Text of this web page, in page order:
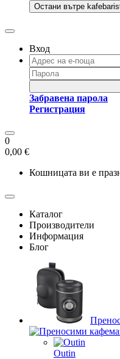
Остани вътре
Вход
Забравена парола
Регистрация
0
0,00 €
Кошницата ви е
Каталог
Производители
Информация
Блог
Outin